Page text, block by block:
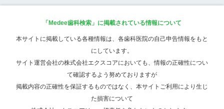
「Medee歯科検索」に掲載されている情報について
本サイトに掲載している各種情報は、各歯科医院の自己申告情報をもと
にしています。
サイト運営会社の株式会社エクスコアにおいても、情報の正確性につい
て確認するよう努めておりますが
掲載内容の正確性を保証するものではなく、本サイトご利用により生じ
た損害について